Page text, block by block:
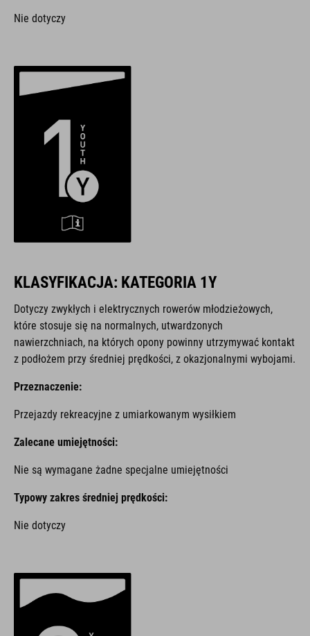
Nie dotyczy
KLASYFIKACJA: KATEGORIA 1Y
Dotyczy zwykłych i elektrycznych rowerów młodzieżowych,
które stosuje się na normalnych, utwardzonych
nawierzchniach, na których opony powinny utrzymywać kontakt
z podłożem przy średniej prędkości, z okazjonalnymi wybojami.
Przeznaczenie:
Przejazdy rekreacyjne z umiarkowanym wysiłkiem
Zalecane umiejętności:
Nie są wymagane żadne specjalne umiejętności
Typowy zakres średniej prędkości:
Nie dotyczy